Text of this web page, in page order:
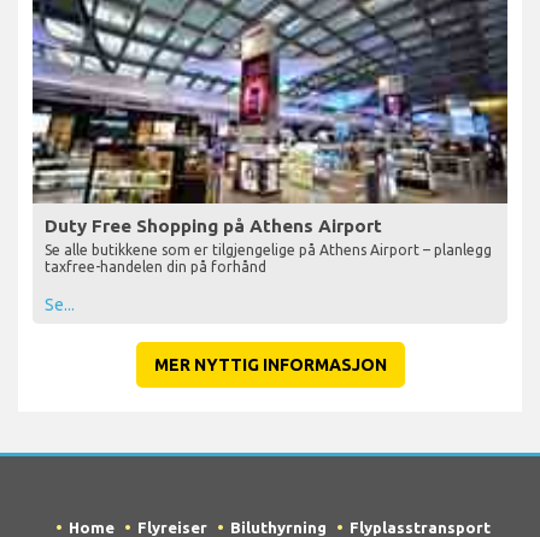
Duty Free Shopping på Athens Airport
Se alle butikkene som er tilgjengelige på Athens Airport – planlegg
taxfree-handelen din på forhånd
Se...
MER NYTTIG INFORMASJON
Home Flyreiser Biluthyrning Flyplasstransport